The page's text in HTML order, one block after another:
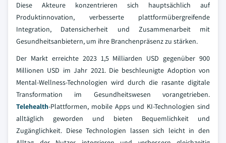
Diese Akteure konzentrieren sich hauptsächlich auf
Produktinnovation, verbesserte plattformübergreifende
Integration, Datensicherheit und Zusammenarbeit mit
Gesundheitsanbietern, um ihre Branchenpräsenz zu stärken.
Der Markt erreichte 2023 1,5 Milliarden USD gegenüber 900
Millionen USD im Jahr 2021. Die beschleunigte Adoption von
Mental-Wellness-Technologien wird durch die rasante digitale
Transformation im Gesundheitswesen vorangetrieben.
Telehealth-Plattformen, mobile Apps und KI-Technologien sind
alltäglich geworden und bieten Bequemlichkeit und
Zugänglichkeit. Diese Technologien lassen sich leicht in den